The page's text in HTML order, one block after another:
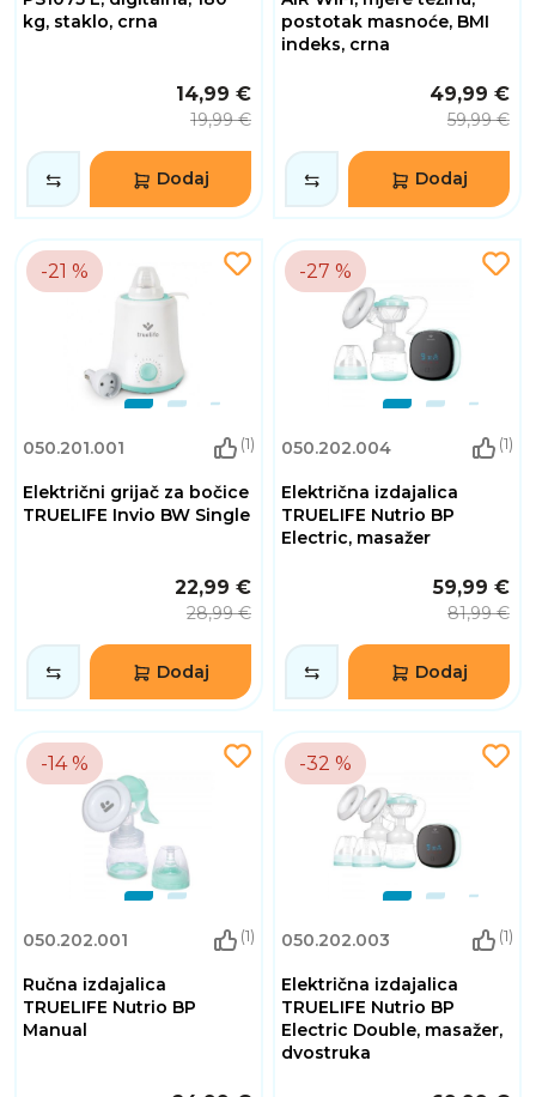
kg, staklo, crna
14,99 €
19,99 €
Dodaj
postotak masnoće, BMI
indeks, crna
49,99 €
59,99 €
Dodaj
-21 %
050.201.001 (1)
Električni grijač za bočice
TRUELIFE Invio BW Single
22,99 €
28,99 €
Dodaj
-27 %
050.202.004 (1)
Električna izdajalica
TRUELIFE Nutrio BP
Electric, masažer
59,99 €
81,99 €
Dodaj
-14 %
050.202.001 (1)
Ručna izdajalica
TRUELIFE Nutrio BP
Manual
-32 %
050.202.003 (1)
Električna izdajalica
TRUELIFE Nutrio BP
Electric Double, masažer,
dvostruka